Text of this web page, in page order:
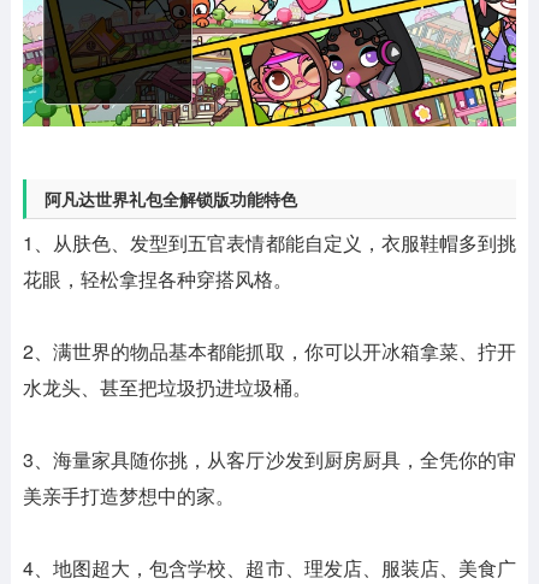
阿凡达世界礼包全解锁版功能特色
1、从肤色、发型到五官表情都能自定义，衣服鞋帽多到挑
花眼，轻松拿捏各种穿搭风格。
2、满世界的物品基本都能抓取，你可以开冰箱拿菜、拧开
水龙头、甚至把垃圾扔进垃圾桶。
3、海量家具随你挑，从客厅沙发到厨房厨具，全凭你的审
美亲手打造梦想中的家。
4、地图超大，包含学校、超市、理发店、服装店、美食广